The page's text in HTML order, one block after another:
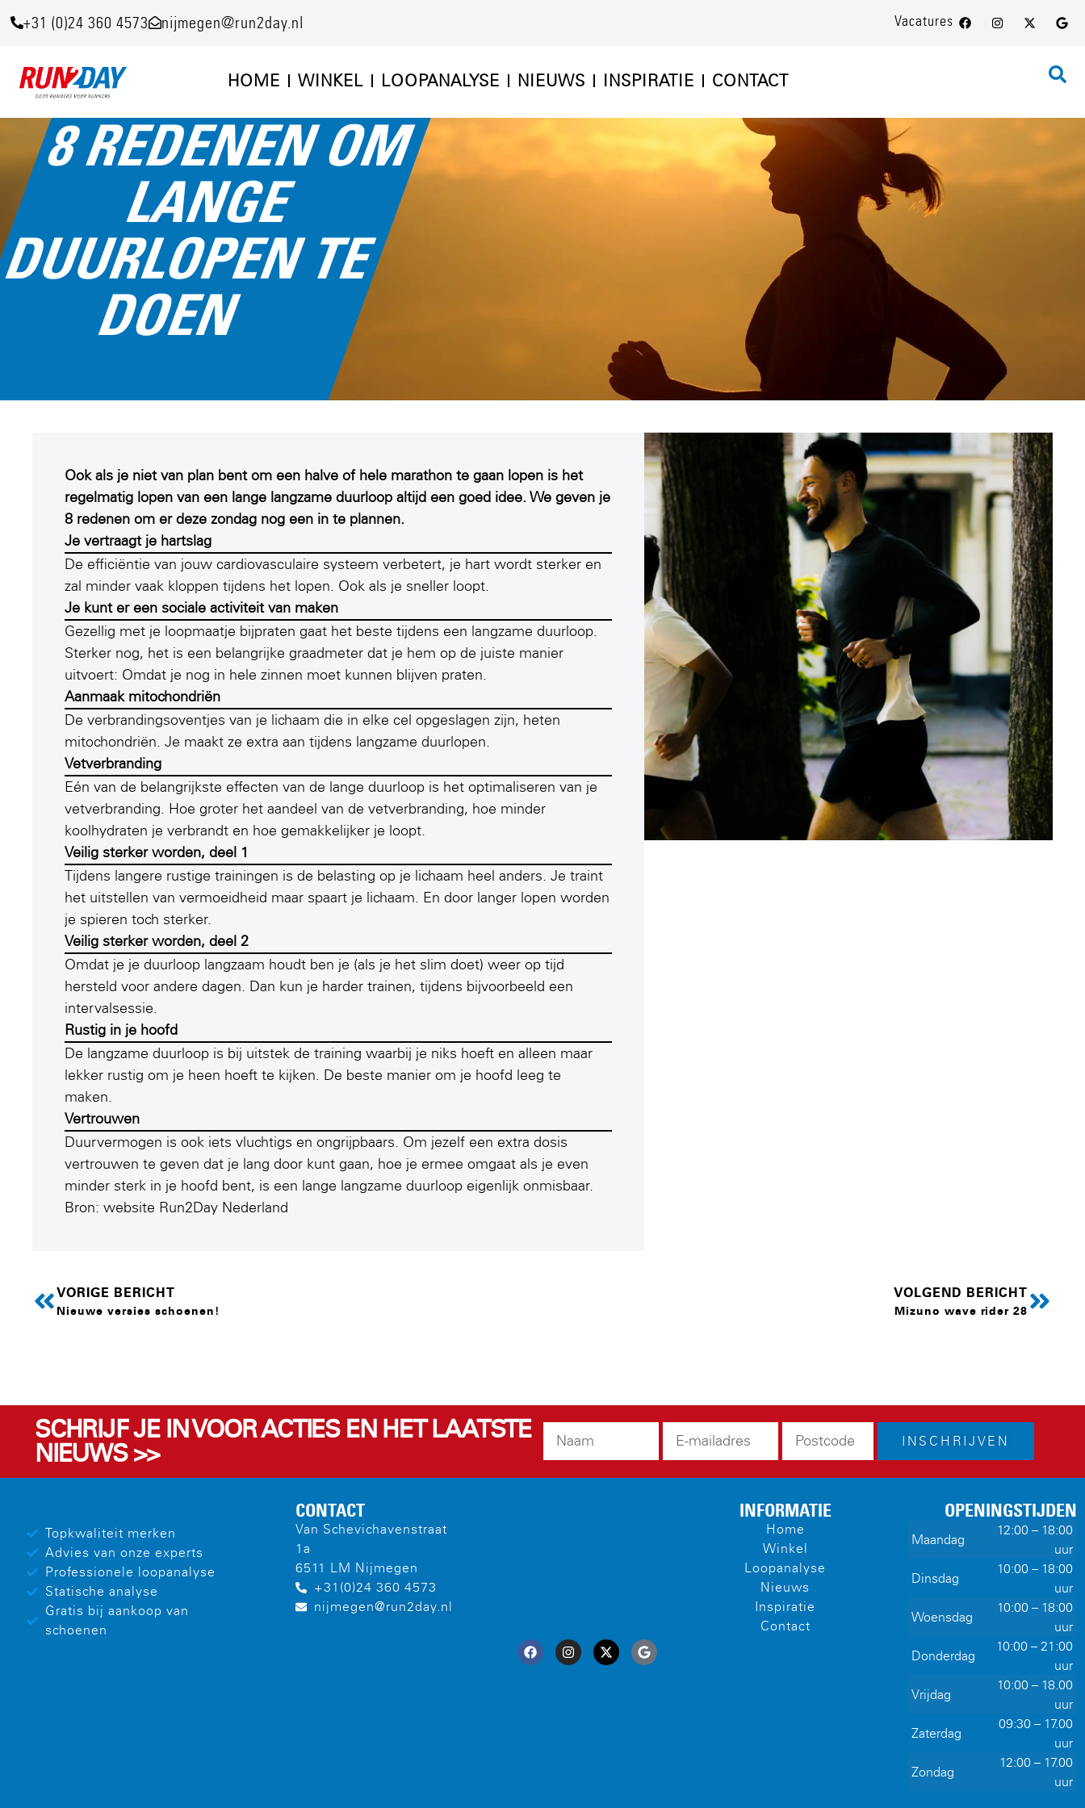
+31 (0)24 360 4573 nijmegen@run2day.nl Vacatures
HOME WINKEL LOOPANALYSE NIEUWS INSPIRATIE CONTACT
8 REDENEN OM
LANGE
TE
DOEN
Ook als je niet van plan bent om een halve of hele marathon te gaan lopen is het
regelmatig lopen van een lange langzame duurloop altijd een goed idee. We geven je
8 redenen om er deze zondag nog een in te plannen.
Je vertraagt je hartslag
De efficiëntie van jouw cardiovasculaire systeem verbetert, je hart wordt sterker en
zal minder vaak kloppen tijdens het lopen. Ook als je sneller loopt.
Je kunt er een sociale activiteit van maken
Gezellig met je loopmaatje bijpraten gaat het beste tijdens een langzame duurloop.
Sterker nog, het is een belangrijke graadmeter dat je hem op de juiste manier
uitvoert: Omdat je nog in hele zinnen moet kunnen blijven praten.
Aanmaak mitochondriën
De verbrandingsoventjes van je lichaam die in elke cel opgeslagen zijn, heten
mitochondriën. Je maakt ze extra aan tijdens langzame duurlopen.
Vetverbranding
Eén van de belangrijkste effecten van de lange duurloop is het optimaliseren van je
vetverbranding. Hoe groter het aandeel van de vetverbranding, hoe minder
koolhydraten je verbrandt en hoe gemakkelijker je loopt.
Veilig sterker worden, deel 1
Tijdens langere rustige trainingen is de belasting op je lichaam heel anders. Je traint
het uitstellen van vermoeidheid maar spaart je lichaam. En door langer lopen worden
je spieren toch sterker.
Veilig sterker worden, deel 2
Omdat je je duurloop langzaam houdt ben je (als je het slim doet) weer op tijd
hersteld voor andere dagen. Dan kun je harder trainen, tijdens bijvoorbeeld een
intervalsessie.
Rustig in je hoofd
De langzame duurloop is bij uitstek de training waarbij je niks hoeft en alleen maar
lekker rustig om je heen hoeft te kijken. De beste manier om je hoofd leeg te
maken.
Vertrouwen
Duurvermogen is ook iets vluchtigs en ongrijpbaars. Om jezelf een extra dosis
vertrouwen te geven dat je lang door kunt gaan, hoe je ermee omgaat als je even
minder sterk in je hoofd bent, is een lange langzame duurloop eigenlijk onmisbaar.
Bron: website Run2Day Nederland
VORIGE BERICHT
Nieuwe versies schoenen!
VOLGEND BERICHT
Mizuno wave rider 28
INSCHRIJVEN
SCHRIJF JE IN VOOR ACTIES EN HET LAATSTE
NIEUWS >>
Topkwaliteit merken
Advies van onze experts
Professionele loopanalyse
Statische analyse
Gratis bij aankoop van
schoenen
CONTACT
Van Schevichavenstraat
1a
6511 LM Nijmegen
+31(0)24 360 4573
nijmegen@run2day.nl
INFORMATIE
Home
Winkel
Loopanalyse
Nieuws
Inspiratie
Contact
OPENINGSTIJDEN
Maandag
12:00 – 18:00
uur
Dinsdag
10:00 – 18:00
uur
Woensdag
10:00 – 18:00
uur
Donderdag
10:00 – 21:00
uur
Vrijdag
10:00 – 18.00
uur
Zaterdag
09:30 – 17.00
uur
Zondag
12:00 – 17.00
uur